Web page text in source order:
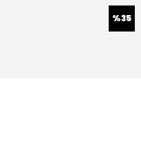
%35